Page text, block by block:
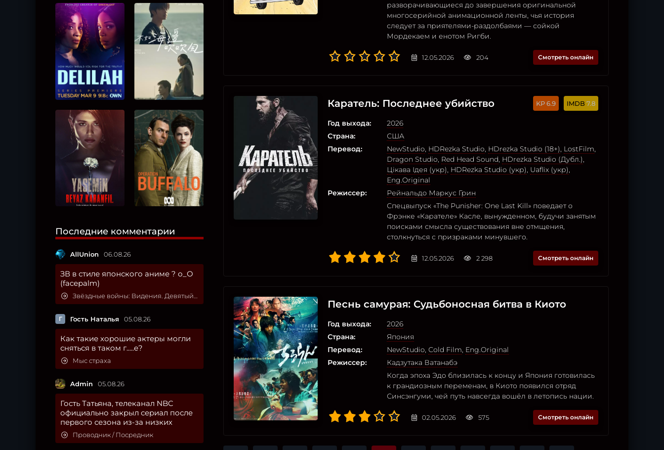
Последние комментарии
AllUnion 06.08.26
ЗВ в стиле японского аниме ? о_О
(facepalm)
Звёздные войны: Видения. Девятый джедай
Г Гость Наталья 05.08.26
Как такие хорошие актеры могли
сняться в таком г.....е?
Мыс страха
Admin 05.08.26
Гость Татьяна, телеканал NBC
официально закрыл сериал после
первого сезона из-за низких
Проводник / Посредник
разворачивающиеся до завершения оригинальной
многосерийной анимационной ленты, чья история
следует за приятелями-раздолбаями — сойкой
Мордекаем и енотом Ригби.
12.05.2026 204 Смотреть онлайн
Каратель: Последнее убийство 6.9 7.8
Год выхода:
2026
Страна:
США
Перевод:
NewStudio, HDRezka Studio, HDrezka Studio (18+), LostFilm,
Dragon Studio, Red Head Sound, HDrezka Studio (Дубл.),
Цікава Ідея (укр), HDRezka Studio (укр), Uaflix (укр),
Eng.Original
Режиссер:
Рейнальдо Маркус Грин
Спецвыпуск «The Punisher: One Last Kill» поведает о
Фрэнке «Карателе» Касле, вынужденном, будучи занятым
поисками смысла существования вне отмщения,
столкнуться с призраками минувшего.
12.05.2026 2 298 Смотреть онлайн
Песнь самурая: Судьбоносная битва в Киото
Год выхода:
2026
Страна:
Япония
Перевод:
NewStudio, Cold Film, Eng.Original
Режиссер:
Кадзутака Ватанабэ
Когда эпоха Эдо близилась к концу и Япония готовилась
к грандиозным переменам, в Киото появился отряд
Синсэнгуми, чей путь навсегда вошёл в летопись нации.
02.05.2026 575 Смотреть онлайн